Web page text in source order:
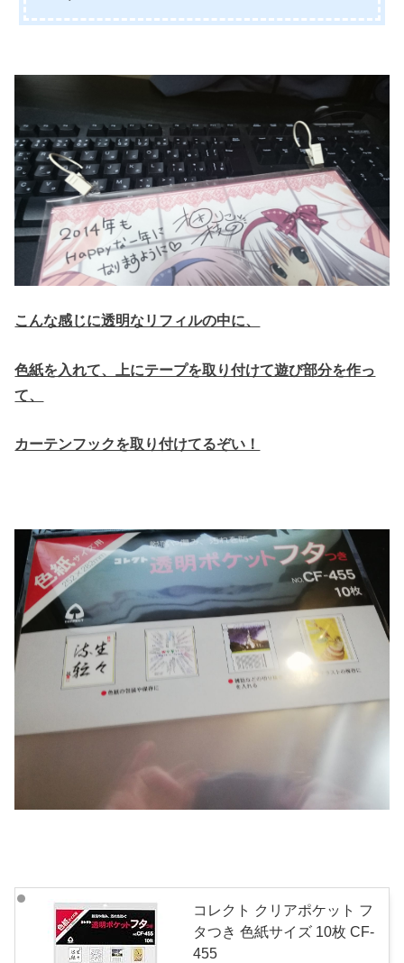
こんな感じに透明なリフィルの中に、
色紙を入れて、上にテープを取り付けて遊び部分を作っ
て、
カーテンフックを取り付けてるぞい！
コレクト クリアポケット フ
タつき 色紙サイズ 10枚 CF-
455